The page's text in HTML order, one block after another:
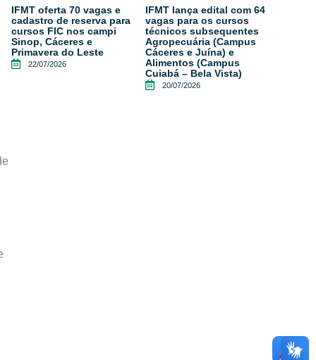
IFMT oferta 70 vagas e
cadastro de reserva para
cursos FIC nos campi
Sinop, Cáceres e
Primavera do Leste
22/07/2026
IFMT lança edital com 64
vagas para os cursos
técnicos subsequentes
Agropecuária (Campus
Cáceres e Juína) e
Alimentos (Campus
Cuiabá – Bela Vista)
20/07/2026